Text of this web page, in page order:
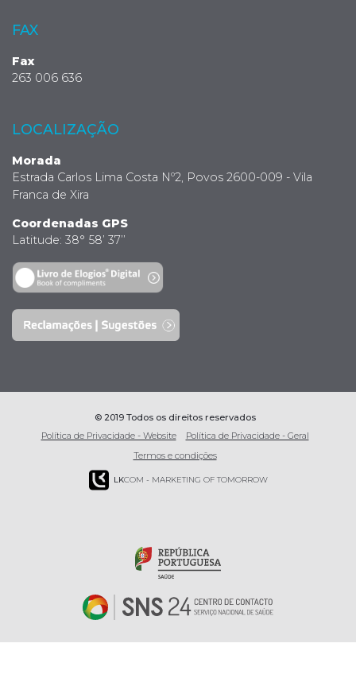
FAX
Fax
263 006 636
LOCALIZAÇÃO
Morada
Estrada Carlos Lima Costa Nº2, Povos 2600-009 - Vila
Franca de Xira
Coordenadas GPS
Latitude: 38° 58’ 37’’
© 2019 Todos os direitos reservados
Política de Privacidade - Website
Política de Privacidade - Geral
Termos e condições
LKCOM - MARKETING OF TOMORROW